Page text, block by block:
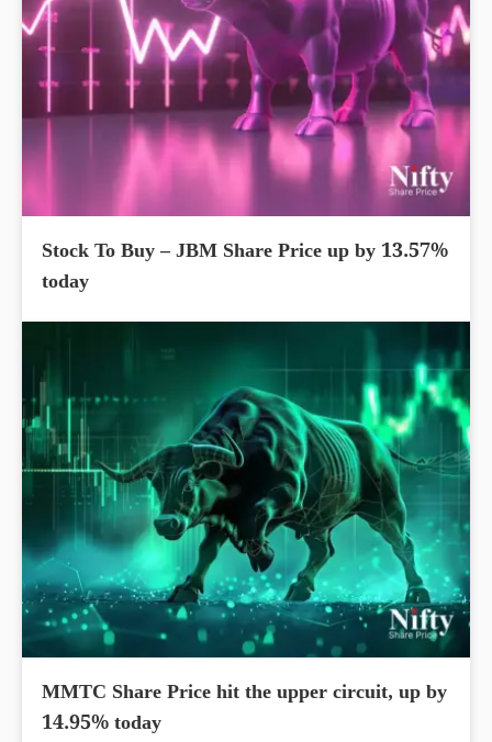
Stock To Buy – JBM Share Price up by 13.57%
today
MMTC Share Price hit the upper circuit, up by
14.95% today